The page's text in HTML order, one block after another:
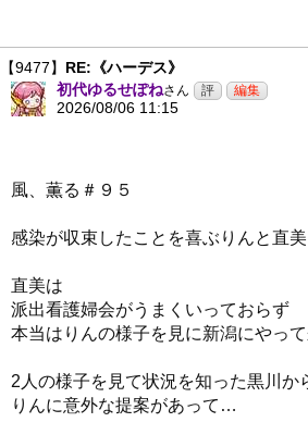
【9477】 RE:《ハーデス》
初代ゆるせぽねさん
2026/08/06 11:15
風、薫る＃９５
感染が収束したことを喜ぶりんと直美
直美は
派出看護婦会がうまくいっておらず
本当はりんの様子を見に新潟にやっ
2人の様子を見て状況を知った黒川か
りんに意外な提案があって…